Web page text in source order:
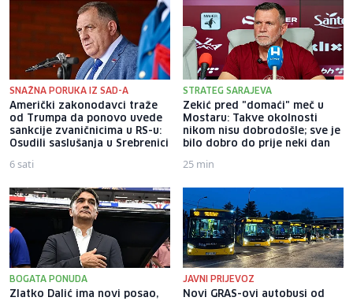
SNAŽNA PORUKA IZ SAD-A
Američki zakonodavci traže
od Trumpa da ponovo uvede
sankcije zvaničnicima u RS-u:
Osudili saslušanja u Srebrenici
6 sati
STRATEG SARAJEVA
Zekić pred "domaći" meč u
Mostaru: Takve okolnosti
nikom nisu dobrodošle; sve je
bilo dobro do prije neki dan
25 min
BOGATA PONUDA
Zlatko Dalić ima novi posao,
JAVNI PRIJEVOZ
Novi GRAS-ovi autobusi od